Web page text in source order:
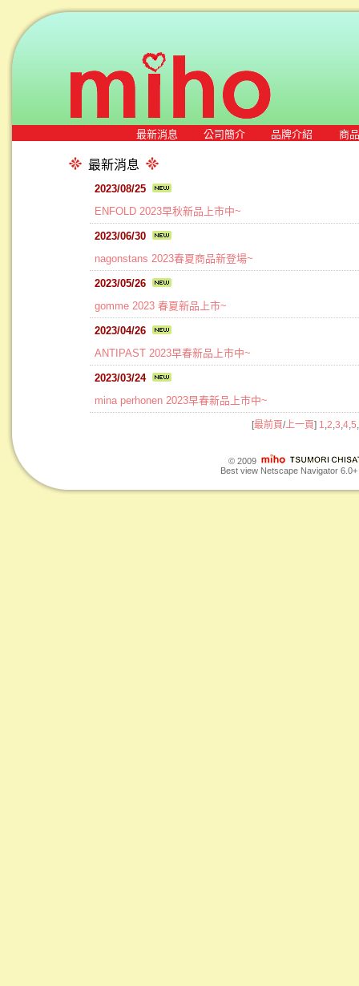
最新消息 公司簡介 品牌介紹 商
最新消息
2023/08/25
ENFOLD 2023早秋新品上市中~
2023/06/30
nagonstans 2023春夏商品新登場~
2023/05/26
gomme 2023 春夏新品上市~
2023/04/26
ANTIPAST 2023早春新品上市中~
2023/03/24
mina perhonen 2023早春新品上市中~
[最前頁/上一頁] 1 2 3 4 5
© 2009
Best view Netscape Navigator